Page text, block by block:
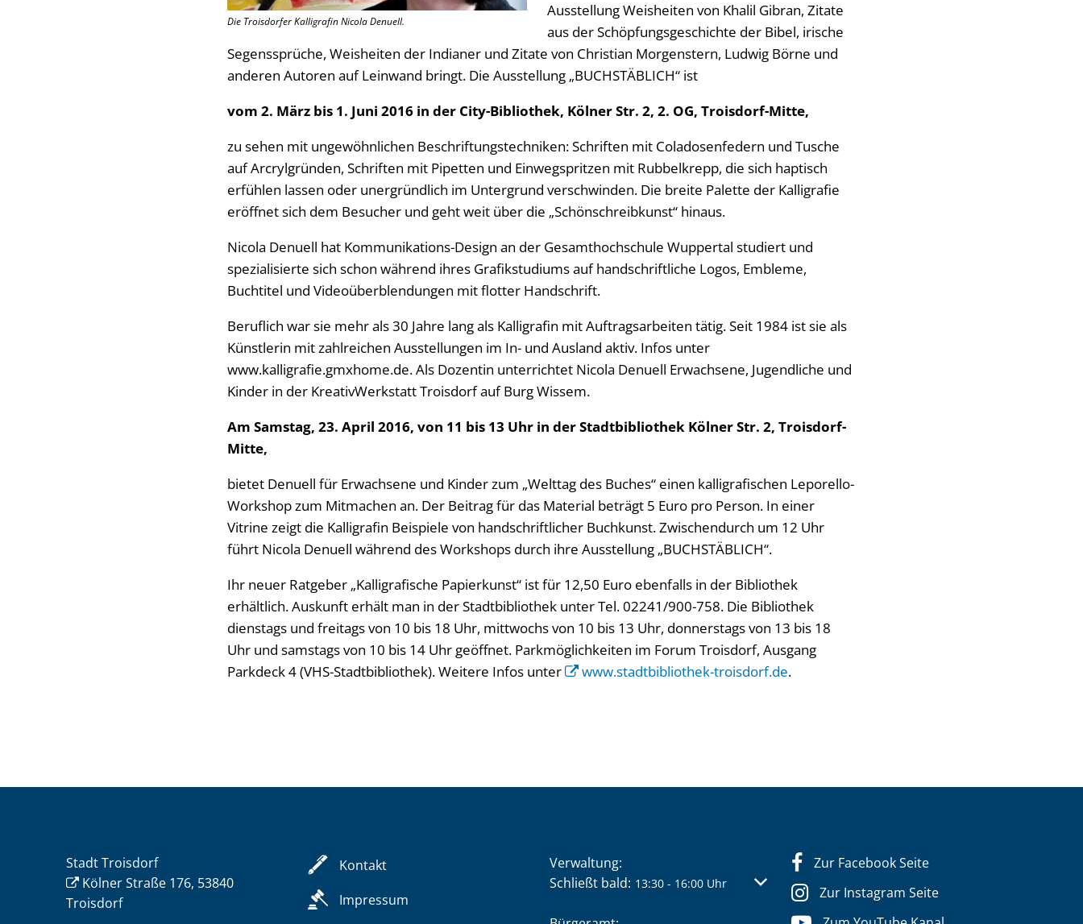
Die Troisdorfer Kalligrafin Nicola Denuell.
Ausstellung Weisheiten von Khalil Gibran, Zitate
aus der Schöpfungsgeschichte der Bibel, irische
Segenssprüche, Weisheiten der Indianer und Zitate von Christian Morgenstern, Ludwig Börne und
anderen Autoren auf Leinwand bringt. Die Ausstellung „BUCHSTÄBLICH“ ist
vom 2. März bis 1. Juni 2016 in der City-Bibliothek, Kölner Str. 2, 2. OG, Troisdorf-Mitte,
zu sehen mit ungewöhnlichen Beschriftungstechniken: Schriften mit Coladosenfedern und Tusche
auf Arcrylgründen, Schriften mit Pipetten und Einwegspritzen mit Rubbelkrepp, die sich haptisch
erfühlen lassen oder unergründlich im Untergrund verschwinden. Die breite Palette der Kalligrafie
eröffnet sich dem Besucher und geht weit über die „Schönschreibkunst“ hinaus.
Nicola Denuell hat Kommunikations-Design an der Gesamthochschule Wuppertal studiert und
spezialisierte sich schon während ihres Grafikstudiums auf handschriftliche Logos, Embleme,
Buchtitel und Videoüberblendungen mit flotter Handschrift.
Beruflich war sie mehr als 30 Jahre lang als Kalligrafin mit Auftragsarbeiten tätig. Seit 1984 ist sie als
Künstlerin mit zahlreichen Ausstellungen im In- und Ausland aktiv. Infos unter
www.kalligrafie.gmxhome.de. Als Dozentin unterrichtet Nicola Denuell Erwachsene, Jugendliche und
Kinder in der KreativWerkstatt Troisdorf auf Burg Wissem.
Am Samstag, 23. April 2016, von 11 bis 13 Uhr in der Stadtbibliothek Kölner Str. 2, Troisdorf-
Mitte,
bietet Denuell für Erwachsene und Kinder zum „Welttag des Buches“ einen kalligrafischen Leporello-
Workshop zum Mitmachen an. Der Beitrag für das Material beträgt 5 Euro pro Person. In einer
Vitrine zeigt die Kalligrafin Beispiele von handschriftlicher Buchkunst. Zwischendurch um 12 Uhr
führt Nicola Denuell während des Workshops durch ihre Ausstellung „BUCHSTÄBLICH“.
Ihr neuer Ratgeber „Kalligrafische Papierkunst“ ist für 12,50 Euro ebenfalls in der Bibliothek
erhältlich. Auskunft erhält man in der Stadtbibliothek unter Tel. 02241/900-758. Die Bibliothek
dienstags und freitags von 10 bis 18 Uhr, mittwochs von 10 bis 13 Uhr, donnerstags von 13 bis 18
Uhr und samstags von 10 bis 14 Uhr geöffnet. Parkmöglichkeiten im Forum Troisdorf, Ausgang
Parkdeck 4 (VHS-Stadtbibliothek). Weitere Infos unter
www.stadtbibliothek-troisdorf.de.
Stadt Troisdorf
Kölner Straße 176, 53840
Troisdorf
Kontakt
Impressum
Verwaltung:
Klicken, um weitere Öffnungs- oder Schließzeiten auszublenden
Schließt bald: 13:30 - 16:00 Uhr Von 13:30 bis 16:00 Uhr
Zur Facebook Seite
Zur Instagram Seite